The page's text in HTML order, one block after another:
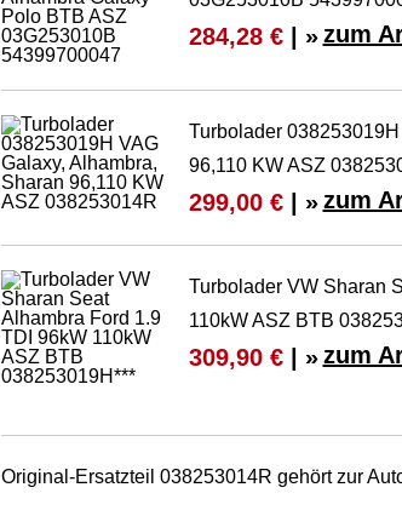
284,28 €| » zum
Turbolader
96,110 KW ASZ
299,00 €| » zum
Turbolader VW Sharan
110kW ASZ BTB
309,90 €| » zum
Original-Ersatzteil 038253014R gehört zur